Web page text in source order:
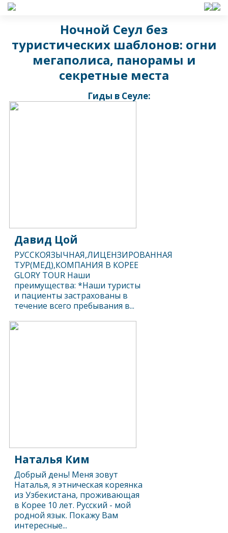
Ночной Сеул без
туристических шаблонов: огни
мегаполиса, панорамы и
секретные места
Гиды в Сеуле:
Давид Цой
РУССКОЯЗЫЧНАЯ,ЛИЦЕНЗИРОВАННАЯ
ТУР(МЕД),КОМПАНИЯ В КОРЕЕ
GLORY TOUR Наши
преимущества: *Наши туристы
и пациенты застрахованы в
течение всего пребывания в...
Наталья Ким
Добрый день! Меня зовут
Наталья, я этническая кореянка
из Узбекистана, проживающая
в Корее 10 лет. Русский - мой
родной язык. Покажу Вам
интересные...